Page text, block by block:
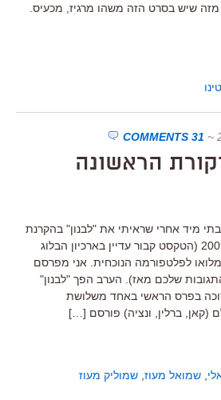
שיש בסרט הזה משהו מרגיז, מכעיס.
~
31 COMMENTS
הראשונה
מיד אחרי שראיתי את "לבנון" בהקרנת
האקדמיה שלו, ב-2 ביוני 2009 (הטקסט קבור עדיין בארכיון הבלוג
לפלטפורמה הנוכחית. אני מפרסם
שלכם מאז). הערב הפך "לבנון"
בפרס הראשי באחד משלושת
(קאן, ברלין, ונציה) פורסם […]
שמואל מעוז שמוליק מעוז